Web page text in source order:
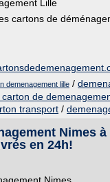
Lille
cartons de
demenagement lille /
carton de
transport /
Nimes
en 24h!